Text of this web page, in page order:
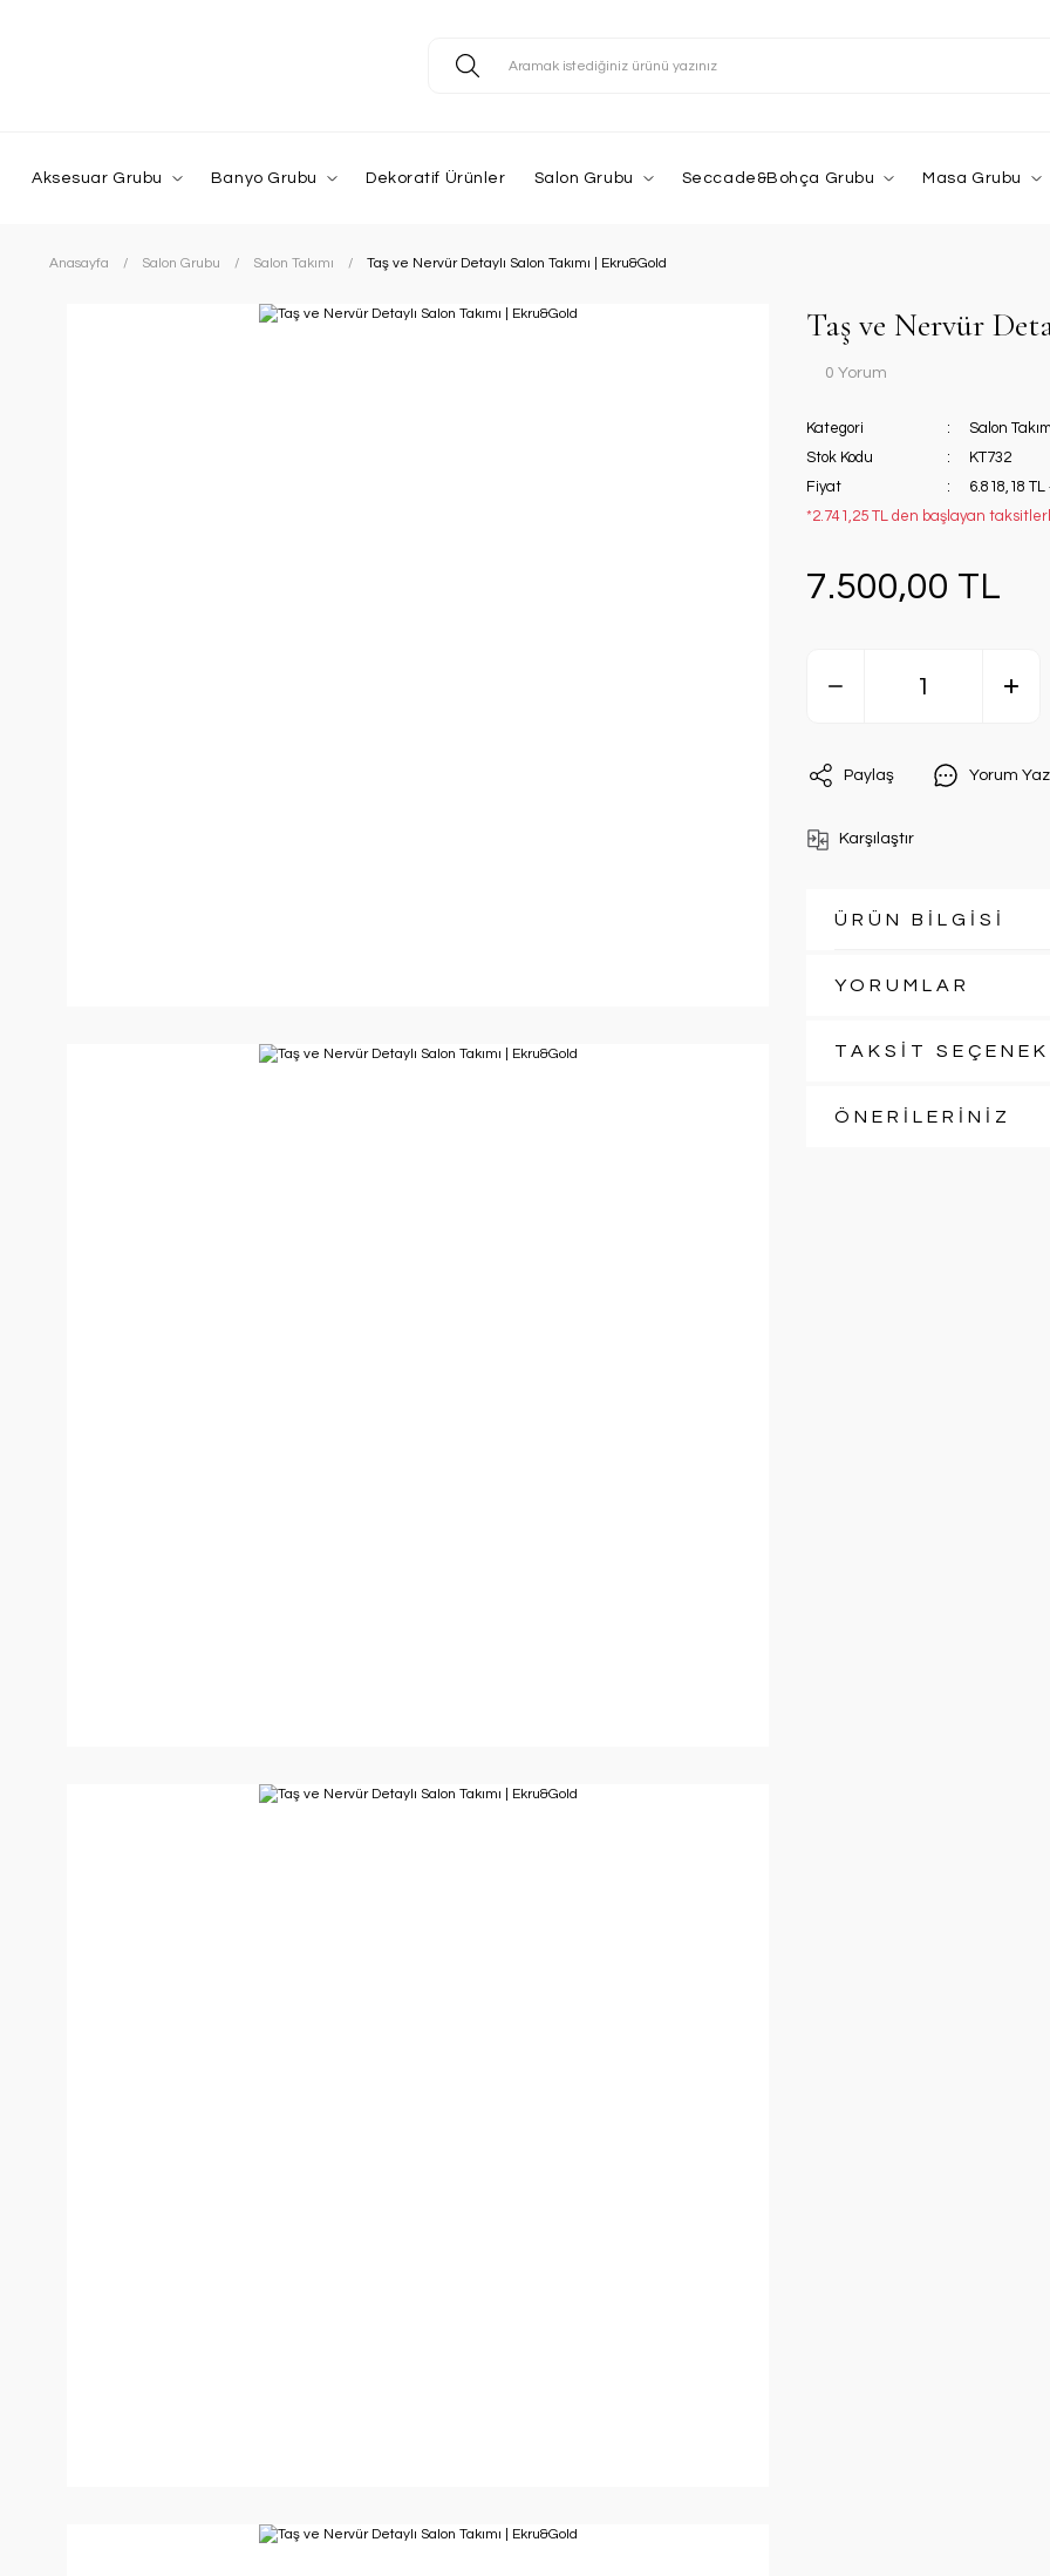
Aksesuar Grubu Banyo Grubu Dekoratif Ürünler Salon Grubu Seccade&Bohça Grubu Masa Grubu
Anasayfa Salon Grubu Salon Takımı Taş ve Nervür Detaylı Salon Takımı | Ekru&Gold
Taş ve Nervür
0 Yorum
Kategori
Salon
Stok Kodu
KT732
Fiyat
6.818,18 TL
*2.741,25 TL den başlayan
7.500,00 TL
Paylaş Yorum Yaz
Karşılaştır
ÜRÜN BİLGİSİ
YORUMLAR
TAKSİT
ÖNERİLERİNİZ